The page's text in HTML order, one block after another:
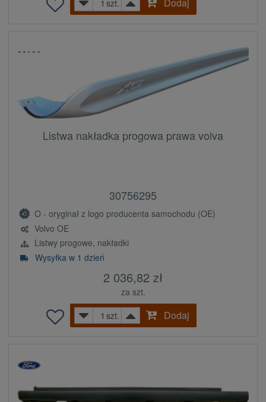
szt.
Listwa nakładka progowa prawa volva
30756295
O - oryginał z logo producenta samochodu (OE)
Volvo OE
Listwy progowe, nakładki
Wysyłka w 1 dzień
2 036,82 zł
za szt.
szt.
Dodaj